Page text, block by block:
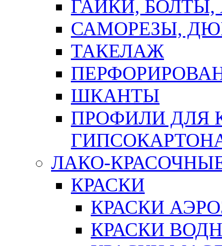
ГАЙКИ,
САМОРЕЗЫ,
ТАКЕЛАЖ
ШКАНТЫ
ПРОФИЛИ ДЛЯ
ЛАКО-
КРАСКИ
КРАСКИ
КРАСКИ